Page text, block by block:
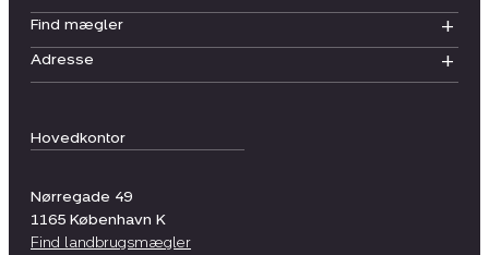
Hovedkontor
Nørregade 49
1165 København K
Find landbrugsmægler
Find mægler
Adresse